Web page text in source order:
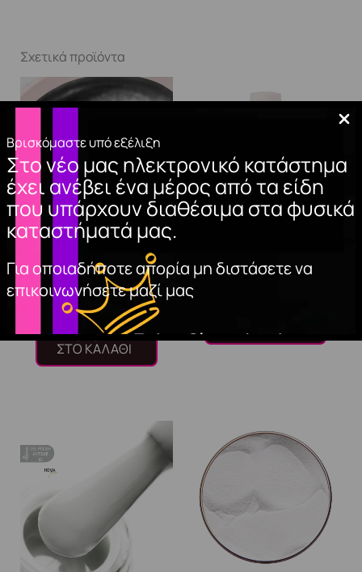
Βρισκόμαστε υπό εξέλιξη
Στο νέο μας ηλεκτρονικό κατάστημα
έχει ανέβει ένα μέρος από τα είδη
που υπάρχουν διαθέσιμα στα φυσικά
καταστήματά μας.
Για οποιαδήποτε απορία μη διστάσετε να
επικοινωνήσετε μαζί μας
Σχετικά προϊόντα
SILVER 3.5ml
7,00€
ΠΡΟΣΘΉΚΗ
ΣΤΟ ΚΑΛΆΘΙ
3,00€